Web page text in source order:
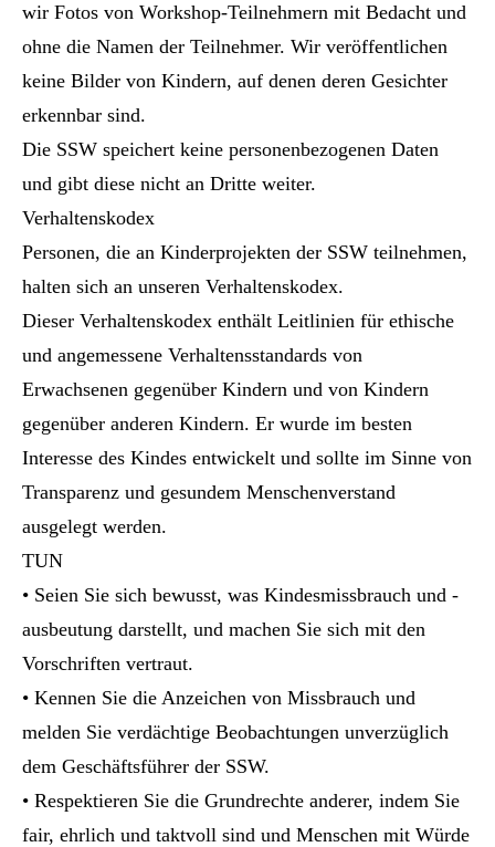
wir Fotos von Workshop-Teilnehmern mit Bedacht und
ohne die Namen der Teilnehmer. Wir veröffentlichen
keine Bilder von Kindern, auf denen deren Gesichter
erkennbar sind.
Die SSW speichert keine personenbezogenen Daten
und gibt diese nicht an Dritte weiter.
Verhaltenskodex
Personen, die an Kinderprojekten der SSW teilnehmen,
halten sich an unseren Verhaltenskodex.
Dieser Verhaltenskodex enthält Leitlinien für ethische
und angemessene Verhaltensstandards von
Erwachsenen gegenüber Kindern und von Kindern
gegenüber anderen Kindern. Er wurde im besten
Interesse des Kindes entwickelt und sollte im Sinne von
Transparenz und gesundem Menschenverstand
ausgelegt werden.
TUN
• Seien Sie sich bewusst, was Kindesmissbrauch und -
ausbeutung darstellt, und machen Sie sich mit den
Vorschriften vertraut.
• Kennen Sie die Anzeichen von Missbrauch und
melden Sie verdächtige Beobachtungen unverzüglich
dem Geschäftsführer der SSW.
• Respektieren Sie die Grundrechte anderer, indem Sie
fair, ehrlich und taktvoll sind und Menschen mit Würde